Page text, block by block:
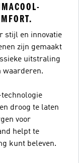
stijl en innovatie
zijn gemaakt
uitstraling
waarderen.
droog te laten
voor
helpt te
kunt beleven.